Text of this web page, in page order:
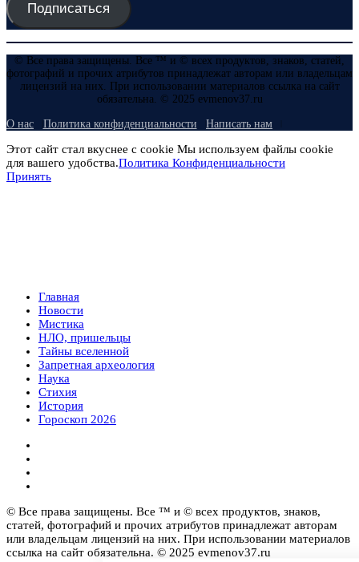
Подписаться
© Все права защищены. Все ™ и © всех продуктов, знаков, статей,
фотографий и прочих атрибутов принадлежат авторам или владельцам
лицензий на них. При использовании материалов ссылка на сайт
обязательна. © 2025 evmenov37.ru
О нас Политика конфиденциальности Написать нам
Этот сайт стал вкуснее с cookie Мы используем файлы cookie
для вашего удобства.Политика Конфиденциальности
Принять
Главная
Новости
Мистика
НЛО, пришельцы
Тайны вселенной
Запретная археология
Наука
Стихия
История
Гороскоп 2026
© Все права защищены. Все ™ и © всех продуктов, знаков,
статей, фотографий и прочих атрибутов принадлежат авторам
или владельцам лицензий на них. При использовании материалов
ссылка на сайт обязательна. © 2025 evmenov37.ru